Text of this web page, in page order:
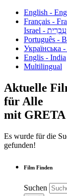
English -
Français -
עִבְרִית - Israel
Português -
Українська
Englis - India
Multilingual
Aktuelle
für Alle
mit GRETA
Es wurde für die
gefunden!
Film Finden
Suchen